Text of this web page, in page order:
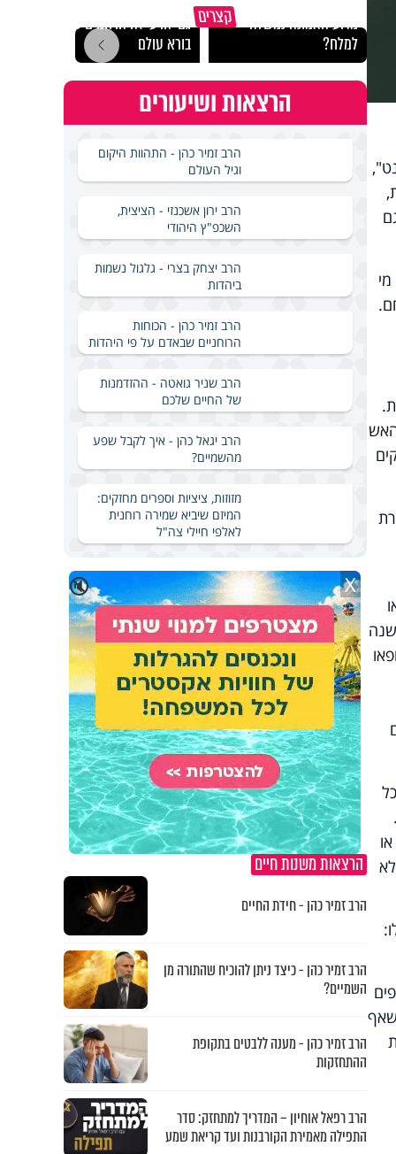
קצרים
מדוע האמונה נמשלה
למלח?
גם ׳הרע׳ זה הרחמים של
בורא עולם
הרצאות ושיעורים
הרב זמיר כהן - התהוות היקום
וגיל העולם
הרב ירון אשכנזי - הציצית,
השכפ"ץ היהודי
הרב יצחק בצרי - גלגול נשמות
ביהדות
הרב זמיר כהן - הכוחות
הרוחניים שבאדם על פי היהדות
הרב שניר גואטה - ההזדמנות
של החיים שלכם
הרב יגאל כהן - איך לקבל שפע
מהשמיים?
מזוזות, ציציות וספרים מחזקים:
המיזם שיביא שמירה רוחנית
לאלפי חיילי צה"ל
🔇 X
הרצאות משנות חיים
הרב זמיר כהן - חידת החיים
הרב זמיר כהן - כיצד ניתן להוכיח שהתורה מן
השמיים?
הרב זמיר כהן - מענה ללבטים בתקופת
ההתחזקות
הרב רפאל אוחיון – המדריך למתחזק: סדר
התפילה מאמירת הקורבנות ועד קריאת שמע